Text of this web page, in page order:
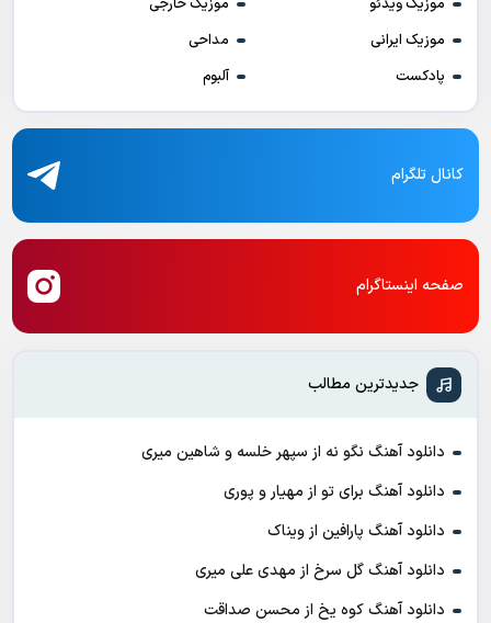
موزیک ایرانی
مداحی
پادکست
آلبوم
کانال تلگرام
صفحه اینستاگرام
جدیدترین مطالب
دانلود آهنگ نگو نه از سپهر خلسه و شاهین میری
دانلود آهنگ برای تو از مهیار و پوری
دانلود آهنگ پارافین از ویناک
دانلود آهنگ گل سرخ از مهدی علی میری
دانلود آهنگ کوه یخ از محسن صداقت